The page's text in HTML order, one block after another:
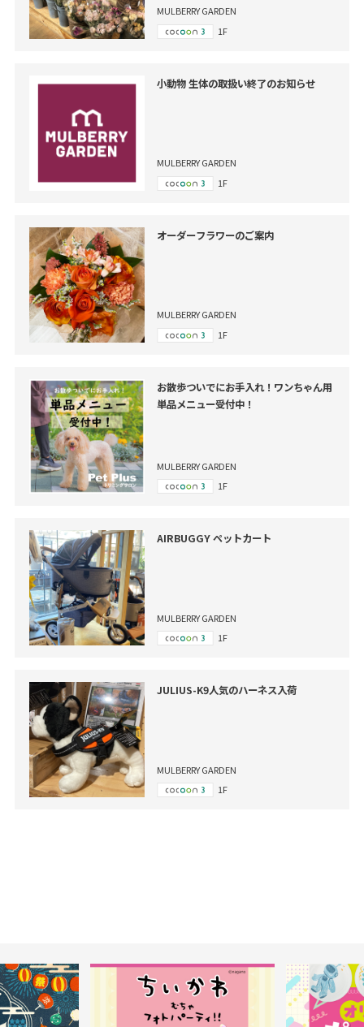
MULBERRY GARDEN
1F
小動物 生体の取扱い終了のお知らせ
MULBERRY GARDEN
1F
オーダーフラワーのご案内
MULBERRY GARDEN
1F
お散歩ついでにお手入れ！ワンちゃん用
単品メニュー受付中！
MULBERRY GARDEN
1F
AIRBUGGY ペットカート
MULBERRY GARDEN
1F
JULIUS-K9人気のハーネス入荷
MULBERRY GARDEN
1F